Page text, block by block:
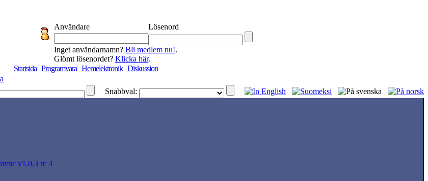
Användare
Lösenord
Inget användarnamn? Bli medlem nu!.
Glömt lösenordet? Klicka här.
Startsida Programvara Hemelektronik Diskussion
Snabbval:
v1.0.3 rc 4